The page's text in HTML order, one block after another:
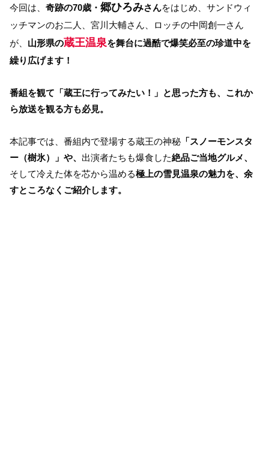
今回は、 奇跡の70歳・ 郷ひろみさんをはじめ、サンドウィ
ッチマンのお二人、宮川大輔さん、ロッチの中岡創一さん
が、 山形県の蔵王温泉を舞台に過酷で爆笑必至の珍道中を
繰り広げます！
番組を観て「蔵王に行ってみたい！」と思った方も、これか
ら放送を観る方も必見。
本記事では、番組内で登場する蔵王の神秘 「スノーモンスタ
ー（樹氷）」や、 出演者たちも爆食した絶品ご当地グルメ、
そして冷えた体を芯から温める極上の雪見温泉の魅力を、余
すところなくご紹介します。